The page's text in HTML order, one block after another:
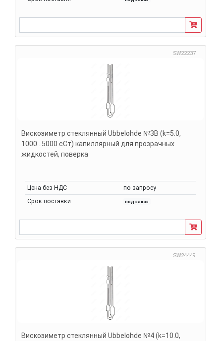
SW22237
Вискозиметр стеклянный Ubbelohde №3В (k=5.0,
1000...5000 сСт) капиллярный для прозрачных
жидкостей, поверка
Цена без НДС
по запросу
Срок поставки
под заказ
SW24449
Вискозиметр стеклянный Ubbelohde №4 (k=10.0,